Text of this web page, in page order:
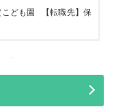
こども園 【転職先】保